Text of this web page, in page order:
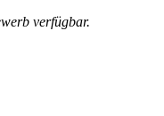
verfügbar.